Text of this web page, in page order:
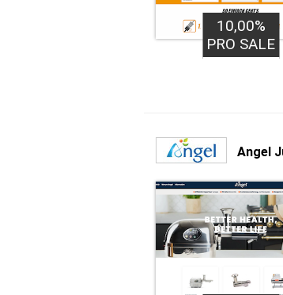
10,00%
PRO SALE
Angel